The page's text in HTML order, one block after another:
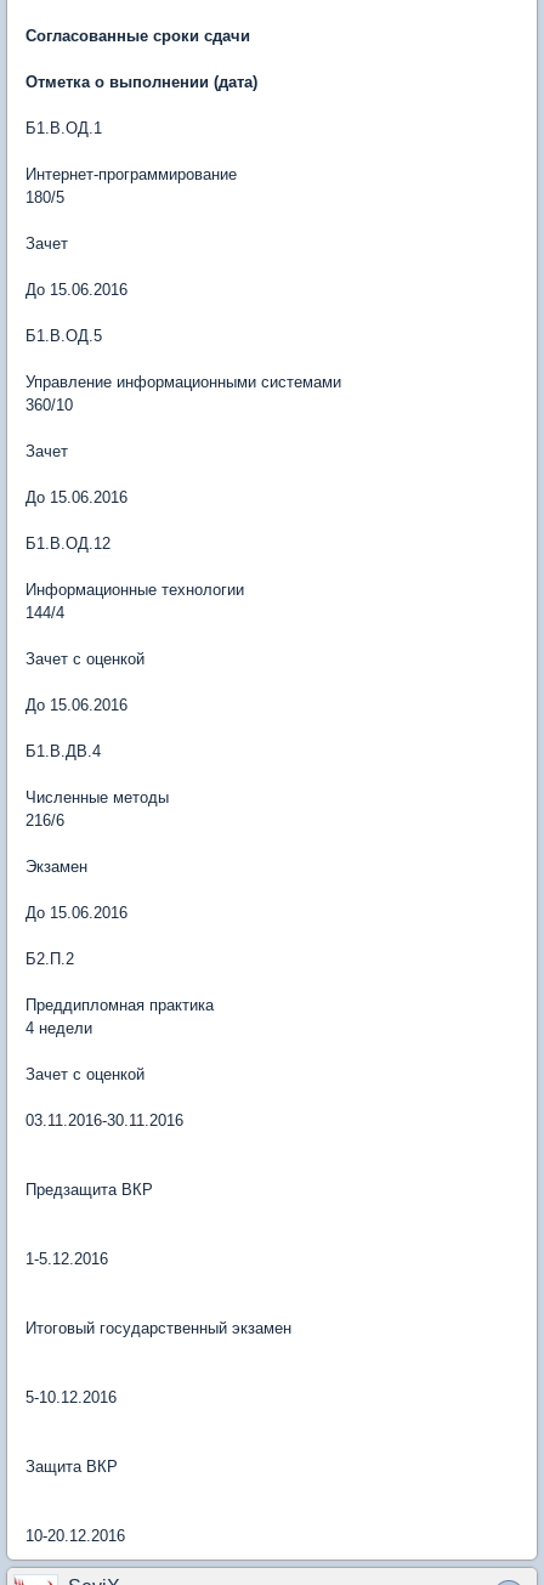
Согласованные сроки сдачи
Отметка о выполнении (дата)
Б1.В.ОД.1
Интернет-программирование
180/5
Зачет
До 15.06.2016
Б1.В.ОД.5
Управление информационными системами
360/10
Зачет
До 15.06.2016
Б1.В.ОД.12
Информационные технологии
144/4
Зачет с оценкой
До 15.06.2016
Б1.В.ДВ.4
Численные методы
216/6
Экзамен
До 15.06.2016
Б2.П.2
Преддипломная практика
4 недели
Зачет с оценкой
03.11.2016-30.11.2016
Предзащита ВКР
1-5.12.2016
Итоговый государственный экзамен
5-10.12.2016
Защита ВКР
10-20.12.2016